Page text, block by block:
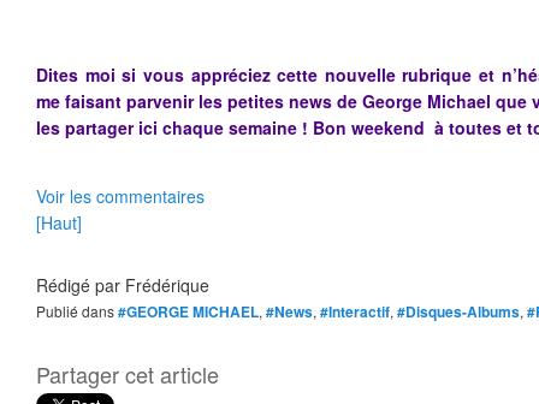
Dites moi si vous appréciez cette nouvelle rubrique et
me faisant parvenir les petites news de George Michael
les partager ici chaque semaine ! Bon weekend à toutes et
Voir les commentaires
[Haut]
Rédigé par Frédérique
Publié dans#GEORGE MICHAEL, #News, #Interactif, #Disques-Albums,
Partager cet article